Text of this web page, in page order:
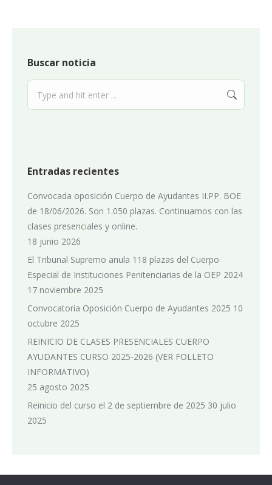
Buscar noticia
Search:
Entradas recientes
Convocada oposición Cuerpo de Ayudantes II.PP. BOE
de 18/06/2026. Son 1.050 plazas. Continuamos con las
clases presenciales y online.
18 junio 2026
El Tribunal Supremo anula 118 plazas del Cuerpo
Especial de Instituciones Penitenciarias de la OEP 2024
17 noviembre 2025
Convocatoria Oposición Cuerpo de Ayudantes 2025 10
octubre 2025
REINICIO DE CLASES PRESENCIALES CUERPO
AYUDANTES CURSO 2025-2026 (VER FOLLETO
INFORMATIVO)
25 agosto 2025
Reinicio del curso el 2 de septiembre de 2025 30 julio
2025